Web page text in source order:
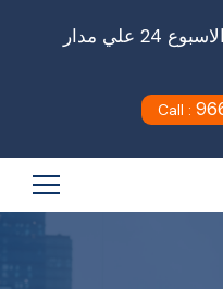
أوقات العمل : طوال أيام الاسبوع 24 علي مدار
Call :